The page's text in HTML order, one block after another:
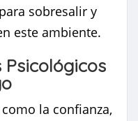
sobresalir y
este ambiente.
Psicológicos
la confianza,